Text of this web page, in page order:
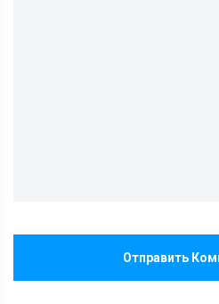
Отправить